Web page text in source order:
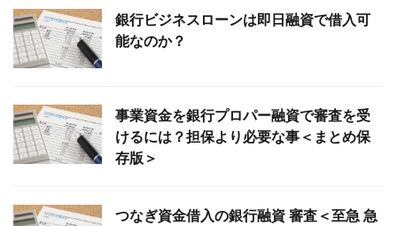
銀行ビジネスローンは即日融資で借入可
能なのか？
事業資金を銀行プロパー融資で審査を受
けるには？担保より必要な事＜まとめ保
存版＞
つなぎ資金借入の銀行融資 審査＜至急 急